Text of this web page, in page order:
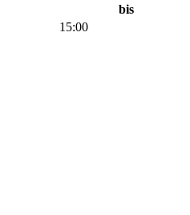
bis
15:00